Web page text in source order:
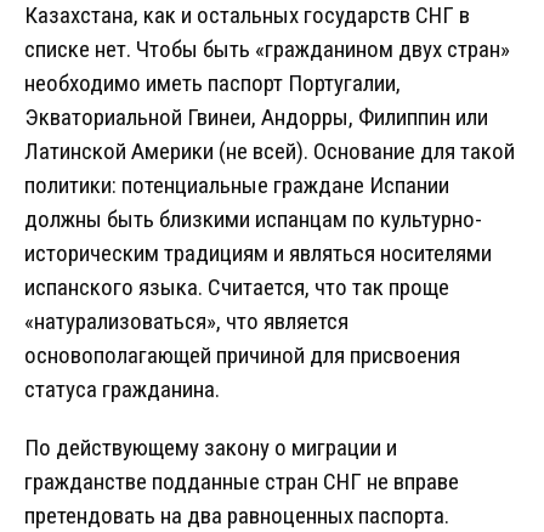
Казахстана, как и остальных государств СНГ в
списке нет. Чтобы быть «гражданином двух стран»
необходимо иметь паспорт Португалии,
Экваториальной Гвинеи, Андорры, Филиппин или
Латинской Америки (не всей). Основание для такой
политики: потенциальные граждане Испании
должны быть близкими испанцам по культурно-
историческим традициям и являться носителями
испанского языка. Считается, что так проще
«натурализоваться», что является
основополагающей причиной для присвоения
статуса гражданина.
По действующему закону о миграции и
гражданстве подданные стран СНГ не вправе
претендовать на два равноценных паспорта.